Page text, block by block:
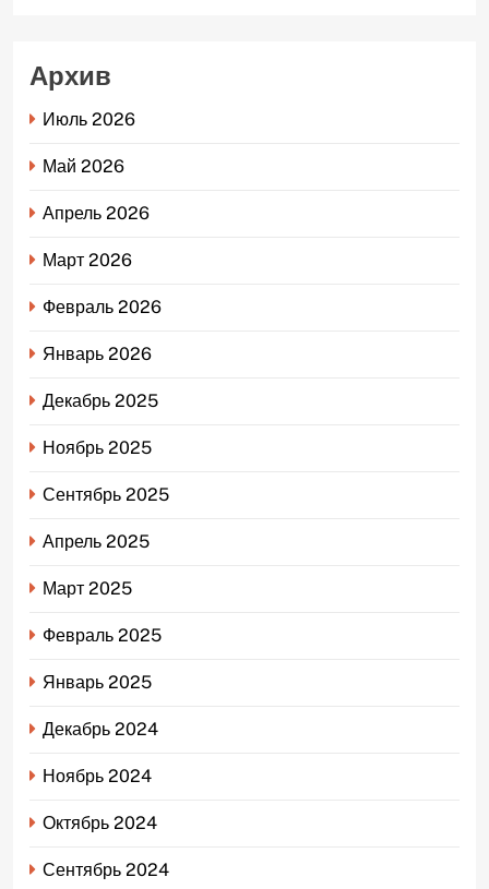
Архив
Июль 2026
Май 2026
Апрель 2026
Март 2026
Февраль 2026
Январь 2026
Декабрь 2025
Ноябрь 2025
Сентябрь 2025
Апрель 2025
Март 2025
Февраль 2025
Январь 2025
Декабрь 2024
Ноябрь 2024
Октябрь 2024
Сентябрь 2024